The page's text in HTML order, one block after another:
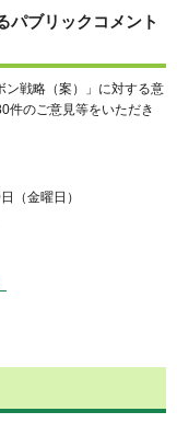
パブリックコメント
戦略（案）」に対する意
件のご意見等をいただき
（金曜日）